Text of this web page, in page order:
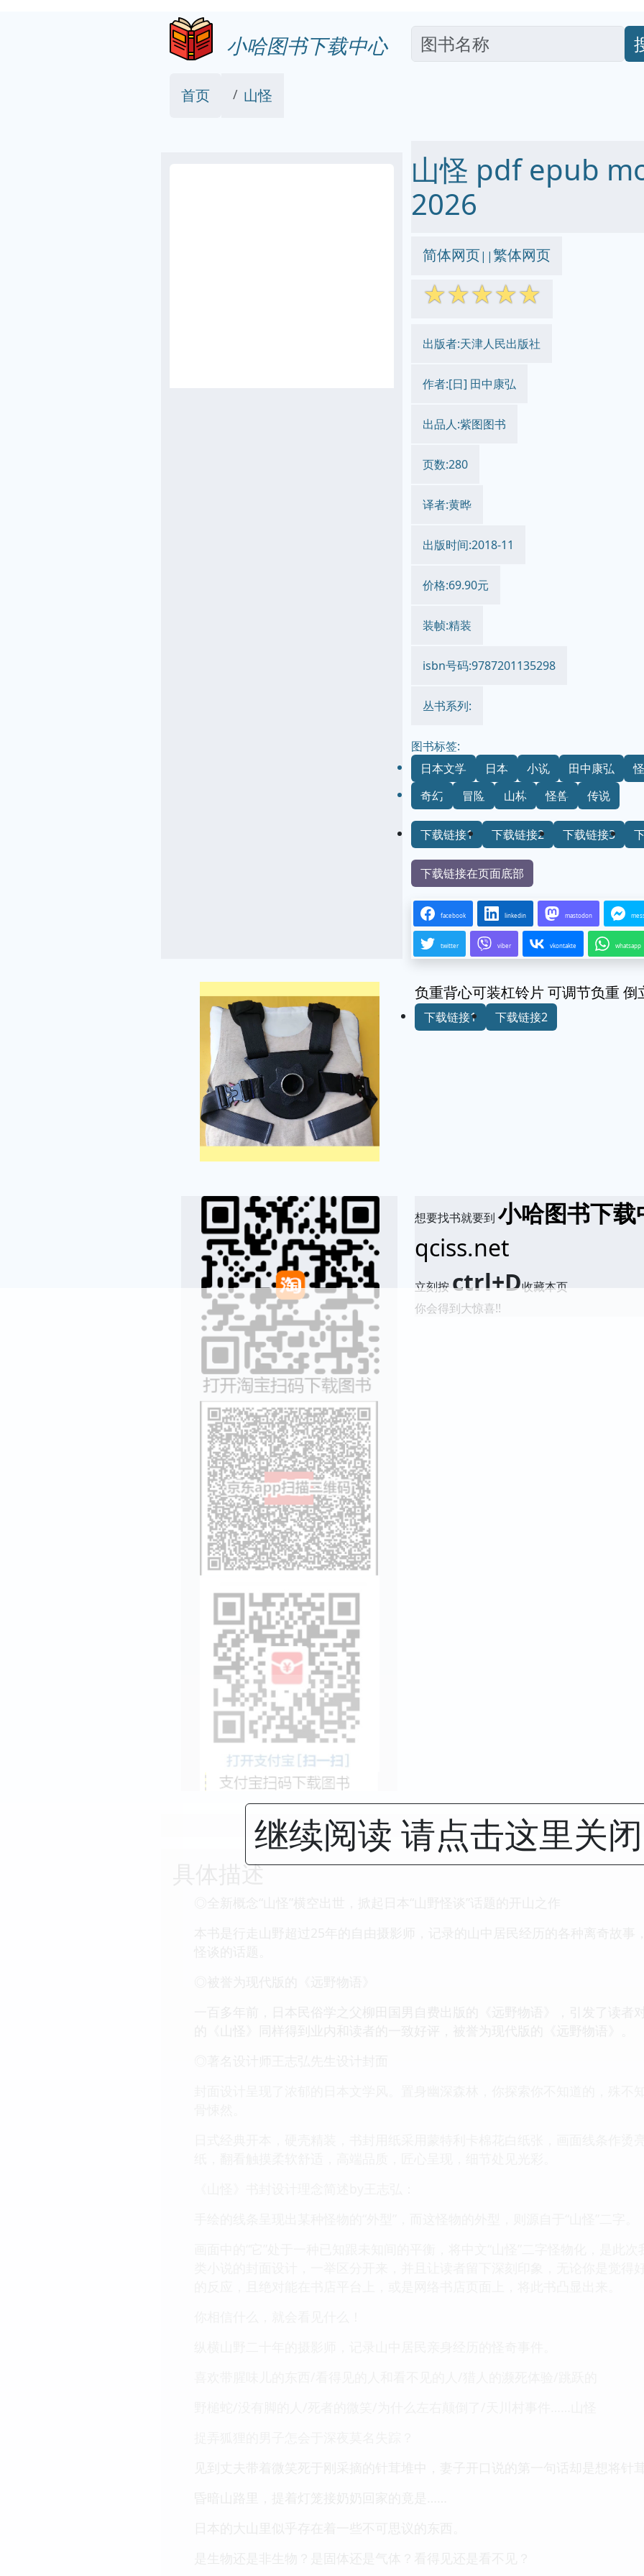
小哈图书下载中心
首页 山怪
山怪 pdf epub
2026
简体网页||繁体网页
☆☆☆☆☆
出版者:天津人民出版社
作者:[日] 田中康弘
出品人:紫图图书
页数:280
译者:黄晔
出版时间:2018-11
价格:69.90元
装帧:精装
isbn号码:9787201135298
丛书系列:
图书标签:
日本文学
日本 小说 田中康弘
奇幻
冒险 山林 怪兽 传说
下载链接1 下载链接2 下载链接3
下载链接在页面底部
facebook linkedin mastodon
twitter viber vkontakte whatsapp
负重背心可装杠铃片 可调节负重
下载链接1 下载链接2
想要找书就要到小哈图书下载
qciss.net
立刻按 ctrl+D收藏本页
你会得到大惊喜!!
具体描述
继续阅读 请点击这里关